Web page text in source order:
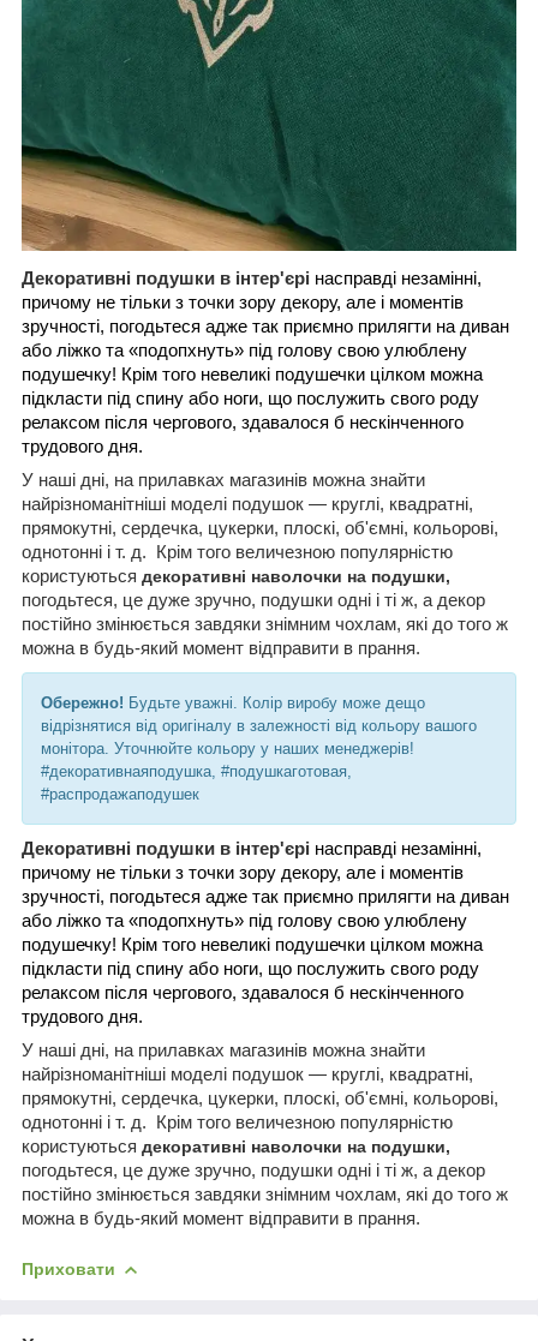
Декоративні подушки в інтер'єрі насправді незамінні,
причому не тільки з точки зору декору, але і моментів
зручності, погодьтеся адже так приємно прилягти на диван
або ліжко та «подопхнуть» під голову свою улюблену
подушечку! Крім того невеликі подушечки цілком можна
підкласти під спину або ноги, що послужить свого роду
релаксом після чергового, здавалося б нескінченного
трудового дня.
У наші дні, на прилавках магазинів можна знайти
найрізноманітніші моделі подушок — круглі, квадратні,
прямокутні, сердечка, цукерки, плоскі, об'ємні, кольорові,
однотонні і т. д. Крім того величезною популярністю
користуються декоративні наволочки на подушки,
погодьтеся, це дуже зручно, подушки одні і ті ж, а декор
постійно змінюється завдяки знімним чохлам, які до того ж
можна в будь-який момент відправити в прання.
Обережно! Будьте уважні. Колір виробу може дещо
відрізнятися від оригіналу в залежності від кольору вашого
монітора. Уточнюйте кольору у наших менеджерів!
#декоративнаяподушка, #подушкаготовая,
#распродажаподушек
Декоративні подушки в інтер'єрі насправді незамінні,
причому не тільки з точки зору декору, але і моментів
зручності, погодьтеся адже так приємно прилягти на диван
або ліжко та «подопхнуть» під голову свою улюблену
подушечку! Крім того невеликі подушечки цілком можна
підкласти під спину або ноги, що послужить свого роду
релаксом після чергового, здавалося б нескінченного
трудового дня.
У наші дні, на прилавках магазинів можна знайти
найрізноманітніші моделі подушок — круглі, квадратні,
прямокутні, сердечка, цукерки, плоскі, об'ємні, кольорові,
однотонні і т. д. Крім того величезною популярністю
користуються декоративні наволочки на подушки,
погодьтеся, це дуже зручно, подушки одні і ті ж, а декор
постійно змінюється завдяки знімним чохлам, які до того ж
можна в будь-який момент відправити в прання.
Приховати